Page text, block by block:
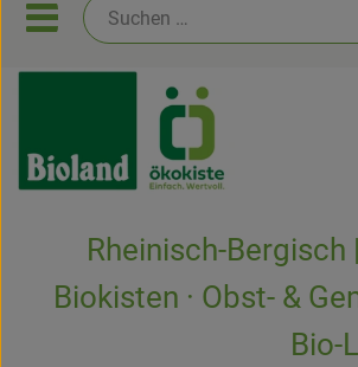
Mobiles Menu
Saatgut ab Juli
Themenwelten
Neu & Angebote
Hofkisten
Rheinisch-Bergisch
Biokisten · Obst- &
Bio-